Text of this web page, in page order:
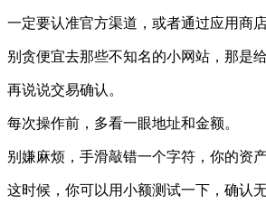
一定要认准官方渠道，或者通过应用商店
别贪便宜去那些不知名的小网站，那是给
再说说交易确认。
每次操作前，多看一眼地址和金额。
别嫌麻烦，手滑敲错一个字符，你的资
这时候，你可以用小额测试一下，确认